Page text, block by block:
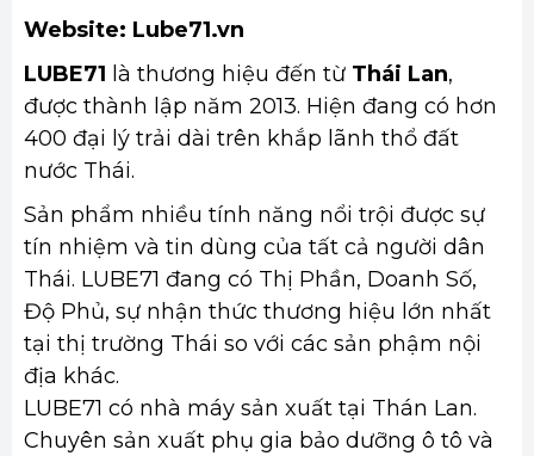
Website: Lube71.vn
LUBE71 là thương hiệu đến từ Thái Lan,
được thành lập năm 2013. Hiện đang có hơn
400 đại lý trải dài trên khắp lãnh thổ đất
nước Thái.
Sản phẩm nhiều tính năng nổi trội được sự
tín nhiệm và tin dùng của tất cả người dân
Thái. LUBE71 đang có Thị Phần, Doanh Số,
Độ Phủ, sự nhận thức thương hiệu lớn nhất
tại thị trường Thái so với các sản phậm nội
địa khác.
LUBE71 có nhà máy sản xuất tại Thán Lan.
Chuyên sản xuất phụ gia bảo dưỡng ô tô và